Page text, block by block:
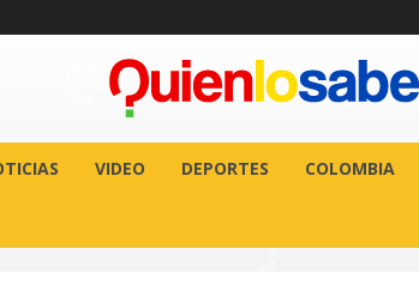
VIDEO DEPORTES COLOMBIA